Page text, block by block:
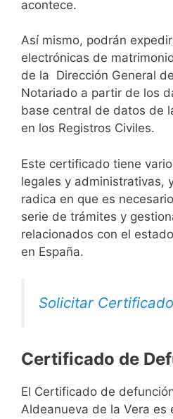
acontece.
Así mismo, podrán
electrónicas de
de la Dirección General
Notariado a partir de los
base central de datos de
en los Registros Civiles.
Este certificado tiene
legales y administrativas,
radica en que es
serie de trámites y
relacionados con el
en España.
Solicitar
Certificado de
El Certificado de
Aldeanueva de la Vera es